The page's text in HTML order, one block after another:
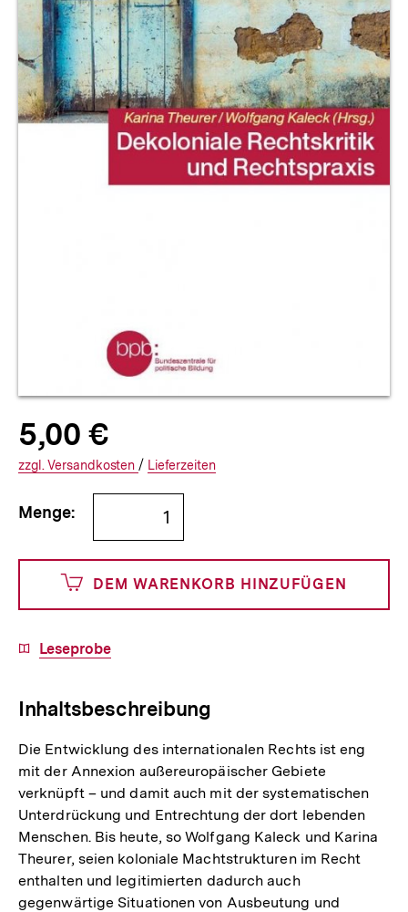
Allgemeine
Informationen
Produktpreis:
5,00 €5
€
und
500
Cents
zuzüglich
Versandkosten
Interner
Informationen
den
zzgl. zuzüglichen
Versandkosten / Interner
Informationen
Lieferzeiten
Bestellmenge
angeben
Menge:
DEM WARENKORB HINZUFÜGEN
Download-
Leseprobe
Inhaltsbeschreibung
Die Entwicklung des internationalen Rechts ist eng
mit der Annexion außereuropäischer Gebiete
verknüpft – und damit auch mit der systematischen
Unterdrückung und Entrechtung der dort lebenden
Menschen. Bis heute, so Wolfgang Kaleck und Karina
Theurer, seien koloniale Machtstrukturen im Recht
enthalten und legitimierten dadurch auch
gegenwärtige Situationen von Ausbeutung und